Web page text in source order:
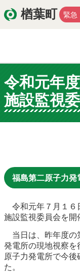
楢葉町 緊急
くらし・環境
医療・健康・
入札・契約
農林水産業
令和元年
施設監視
福島第二原子力
令和元年７月１６
施設監視委員会を開
当日は、昨年度の
発電所の現地視察
原子力発電所で今
た。